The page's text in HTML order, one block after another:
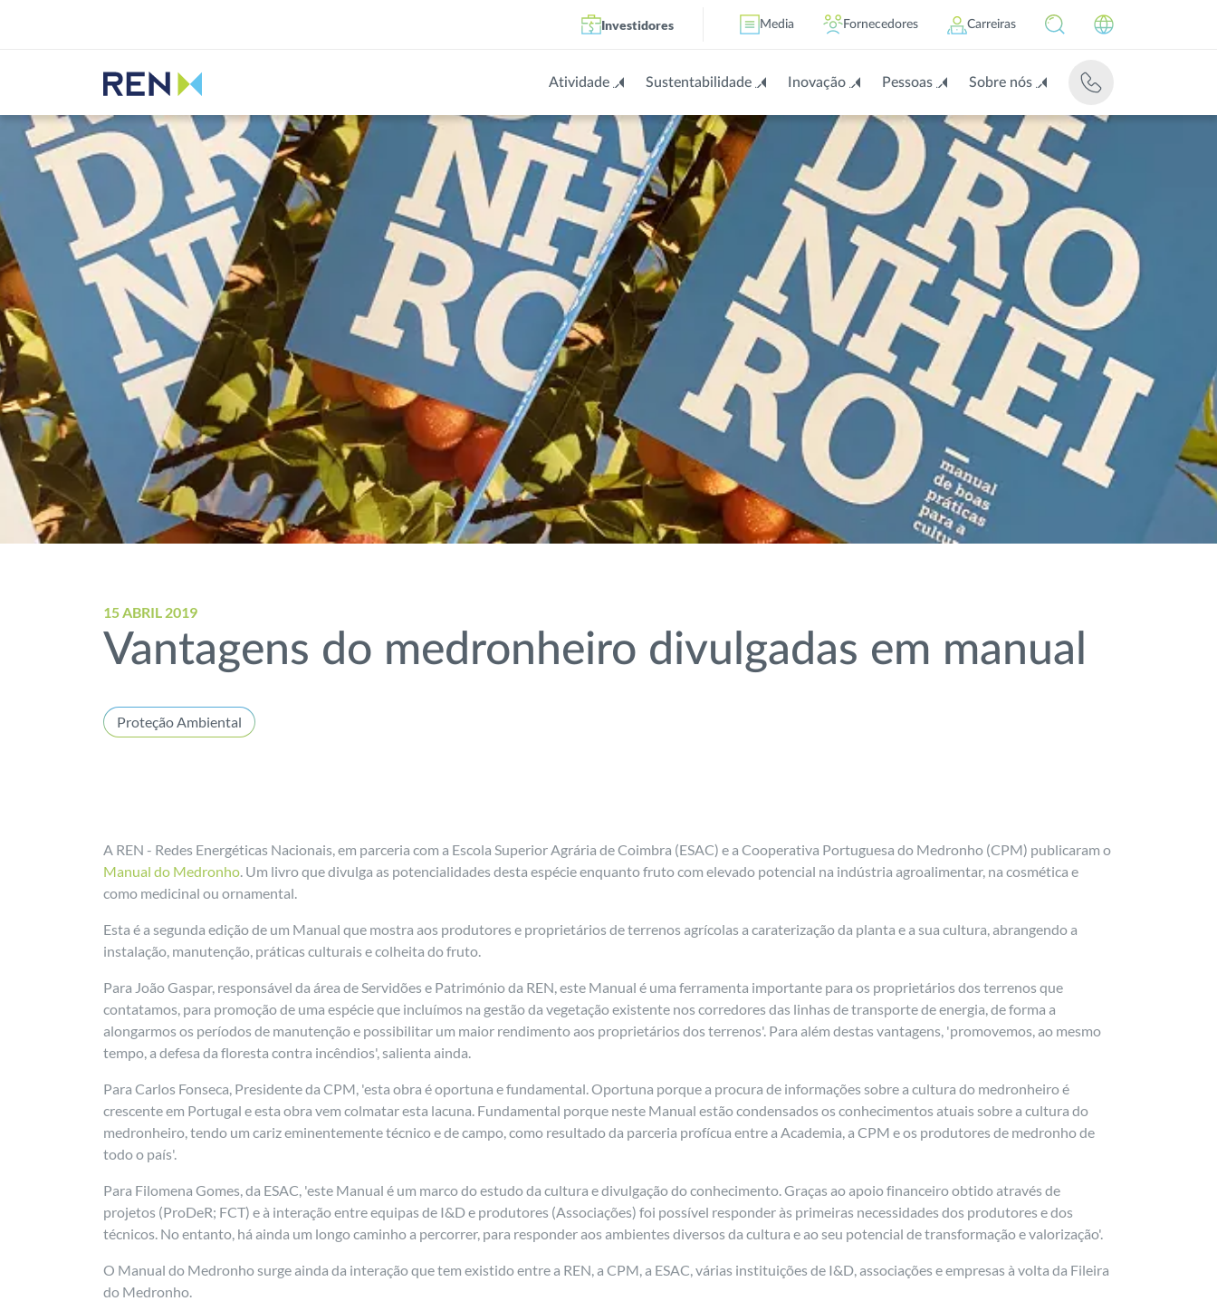
Investidores Media Fornecedores Carreiras
Atividade Sustentabilidade Inovação Pessoas Sobre nós
15 ABRIL 2019
Vantagens do medronheiro divulgadas em manual
Proteção Ambiental
A REN - Redes Energéticas Nacionais, em parceria com a Escola Superior Agrária de Coimbra (ESAC) e a Cooperativa Portuguesa do Medronho (CPM) publicaram o
Manual do Medronho. Um livro que divulga as potencialidades desta espécie enquanto fruto com elevado potencial na indústria agroalimentar, na cosmética e
como medicinal ou ornamental.
Esta é a segunda edição de um Manual que mostra aos produtores e proprietários de terrenos agrícolas a caraterização da planta e a sua cultura, abrangendo a
instalação, manutenção, práticas culturais e colheita do fruto.
Para João Gaspar, responsável da área de Servidões e Património da REN, este Manual é uma ferramenta importante para os proprietários dos terrenos que
contatamos, para promoção de uma espécie que incluímos na gestão da vegetação existente nos corredores das linhas de transporte de energia, de forma a
alongarmos os períodos de manutenção e possibilitar um maior rendimento aos proprietários dos terrenos'. Para além destas vantagens, 'promovemos, ao mesmo
tempo, a defesa da floresta contra incêndios', salienta ainda.
Para Carlos Fonseca, Presidente da CPM, 'esta obra é oportuna e fundamental. Oportuna porque a procura de informações sobre a cultura do medronheiro é
crescente em Portugal e esta obra vem colmatar esta lacuna. Fundamental porque neste Manual estão condensados os conhecimentos atuais sobre a cultura do
medronheiro, tendo um cariz eminentemente técnico e de campo, como resultado da parceria profícua entre a Academia, a CPM e os produtores de medronho de
todo o país'.
Para Filomena Gomes, da ESAC, 'este Manual é um marco do estudo da cultura e divulgação do conhecimento. Graças ao apoio financeiro obtido através de
projetos (ProDeR; FCT) e à interação entre equipas de I&D e produtores (Associações) foi possível responder às primeiras necessidades dos produtores e dos
técnicos. No entanto, há ainda um longo caminho a percorrer, para responder aos ambientes diversos da cultura e ao seu potencial de transformação e valorização'.
O Manual do Medronho surge ainda da interação que tem existido entre a REN, a CPM, a ESAC, várias instituições de I&D, associações e empresas à volta da Fileira
do Medronho.